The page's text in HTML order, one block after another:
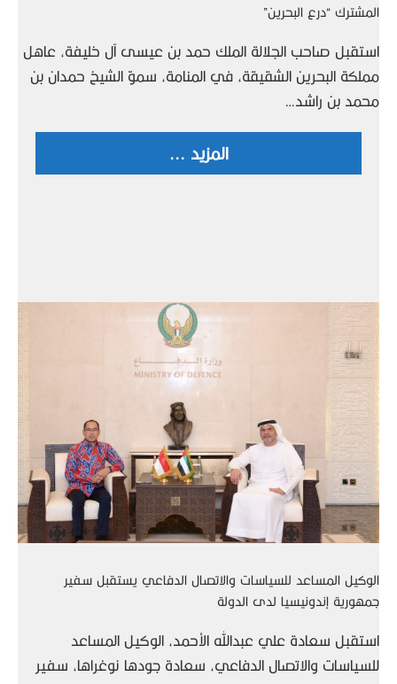
المشترك “درع البحرين”
استقبل صاحب الجلالة الملك حمد بن عيسى آل خليفة، عاهل
مملكة البحرين الشقيقة، في المنامة، سموّ الشيخ حمدان بن
محمد بن راشد…
المزيد ...
الوكيل المساعد للسياسات والاتصال الدفاعي يستقبل سفير
جمهورية إندونيسيا لدى الدولة
استقبل سعادة علي عبدالله الأحمد، الوكيل المساعد
للسياسات والاتصال الدفاعي، سعادة جودها نوغراها، سفير